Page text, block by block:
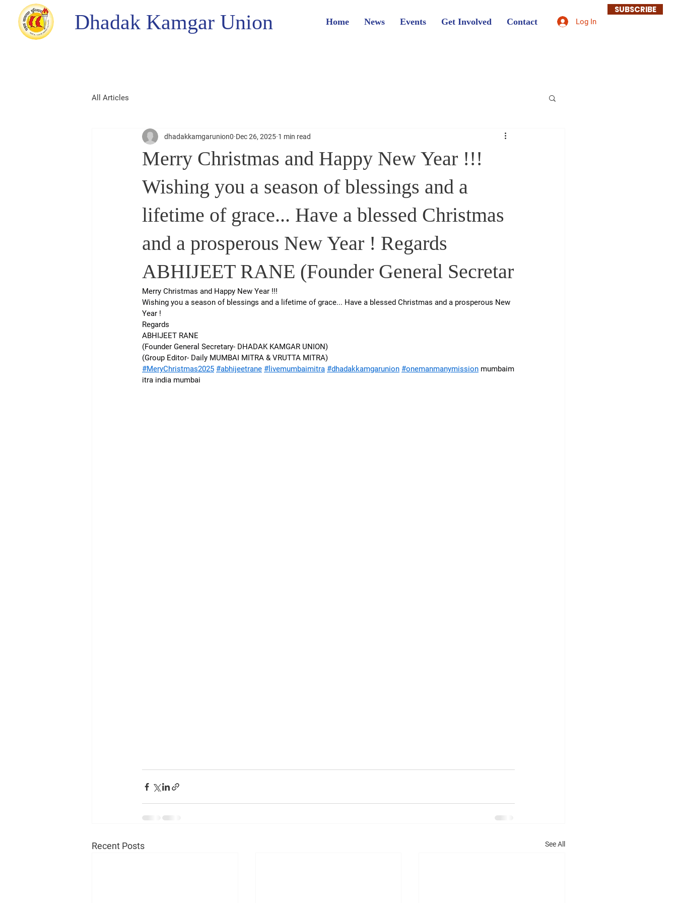
Dhadak Kamgar Union Home News Events Get Involved Contact Log In
SUBSCRIBE
All Articles
Merry Christmas and Happy New Year !!!
Wishing you a season of blessings and a
lifetime of grace... Have a blessed Christmas
and a prosperous New Year ! Regards
ABHIJEET RANE (Founder General Secretar
dhadakkamgarunion0 Dec 26, 2025 1 min read
Merry Christmas and Happy New Year !!!
Wishing you a season of blessings and a lifetime of grace... Have a blessed Christmas and a prosperous New
Year !
Regards
ABHIJEET RANE
(Founder General Secretary- DHADAK KAMGAR UNION)
(Group Editor- Daily MUMBAI MITRA & VRUTTA MITRA)
#MeryChristmas2025 #abhijeetrane #livemumbaimitra #dhadakkamgarunion #onemanmanymission mumbaim
itra india mumbai
Recent Posts See All